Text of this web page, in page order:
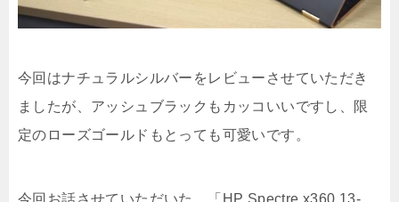
今回はナチュラルシルバーをレビューさせていただき
ましたが、アッシュブラックもカッコいいですし、限
定のローズゴールドもとっても可愛いです。